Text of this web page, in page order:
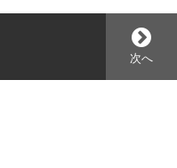
次へ